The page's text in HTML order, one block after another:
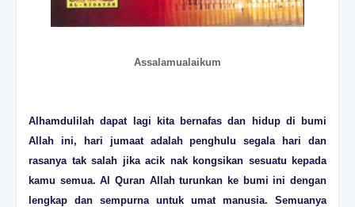
Assalamualaikum
Alhamdulilah dapat lagi kita bernafas dan hidup di bumi
Allah ini, hari jumaat adalah penghulu segala hari dan
rasanya tak salah jika acik nak kongsikan sesuatu kepada
kamu semua. Al Quran Allah turunkan ke bumi ini dengan
lengkap dan sempurna untuk umat manusia. Semuanya